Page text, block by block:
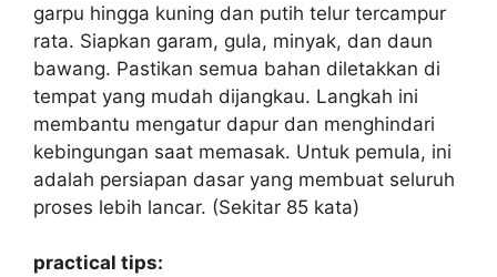
garpu hingga kuning dan putih telur tercampur
rata. Siapkan garam, gula, minyak, dan daun
bawang. Pastikan semua bahan diletakkan di
tempat yang mudah dijangkau. Langkah ini
membantu mengatur dapur dan menghindari
kebingungan saat memasak. Untuk pemula, ini
adalah persiapan dasar yang membuat seluruh
proses lebih lancar. (Sekitar 85 kata)
practical tips: